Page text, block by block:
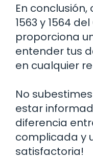
En
1563 y 1564
proporciona
entender tus
en cualquier
No
estar
diferencia
complicada y
satisfactoria!